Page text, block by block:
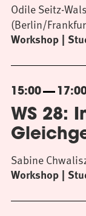
Workshop
Odile Seitz-
(Berlin/
15:00
WS 28:
Workshop
Sabine